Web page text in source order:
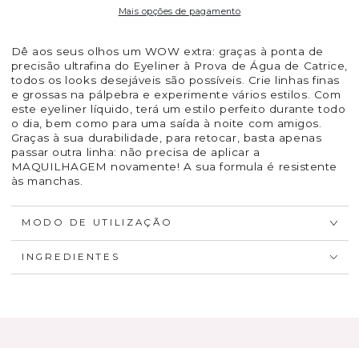
Mais opções de pagamento
Dê aos seus olhos um WOW extra: graças à ponta de
precisão ultrafina do Eyeliner à Prova de Água de Catrice,
todos os looks desejáveis são possíveis. Crie linhas finas
e grossas na pálpebra e experimente vários estilos. Com
este eyeliner líquido, terá um estilo perfeito durante todo
o dia, bem como para uma saída à noite com amigos.
Graças à sua durabilidade, para retocar, basta apenas
passar outra linha: não precisa de aplicar a
MAQUILHAGEM novamente! A sua formula é resistente
às manchas.
MODO DE UTILIZAÇÃO
INGREDIENTES